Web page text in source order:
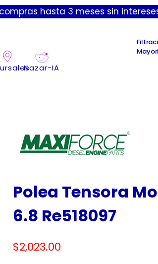
hasta 3 meses sin intereses con
Nazar-IA
Polea Tensora
6.8 Re518097
$2,023.00